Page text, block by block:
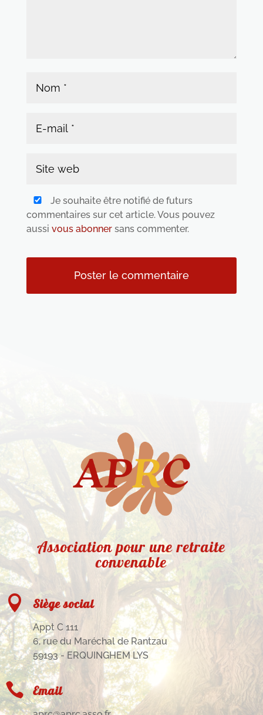
Je souhaite être notifié de futurs
commentaires sur cet article. Vous pouvez
aussi vous abonnersans commenter.
Association pour une retraite
convenable
 Siège social
Appt C 111
6, rue du Maréchal de Rantzau
59193 - ERQUINGHEM LYS
 Email